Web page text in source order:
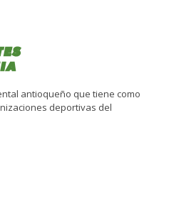
antioqueño que tiene como
deportivas del